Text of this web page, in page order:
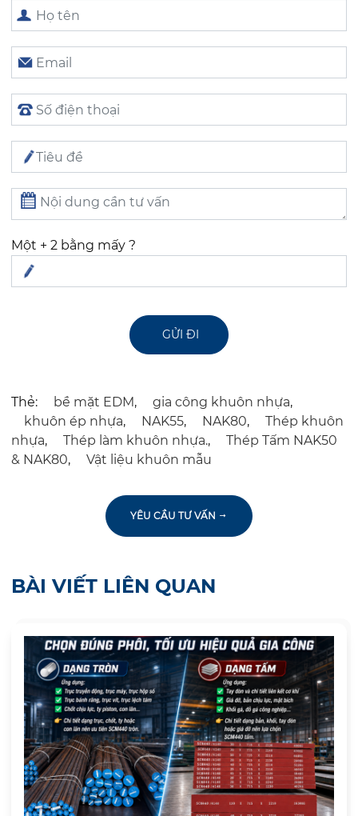
Một + 2 bằng mấy ?
Thẻ: bề mặt EDM, gia công khuôn nhựa,
khuôn ép nhựa, NAK55, NAK80,
Thép khuôn
nhựa, Thép làm khuôn nhựa.,
Thép Tấm NAK50
& NAK80, Vật liệu khuôn mẫu
YÊU CẦU TƯ VẤN
BÀI VIẾT LIÊN QUAN